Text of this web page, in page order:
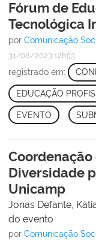
Fórum de
Tecnológica
por Comunicação
31/08/2023 12h53
registrado em:
EDUCAÇÃO
EVENTO
Diversidade
Unicamp
Jonas Defante,
do evento
por Comunicação